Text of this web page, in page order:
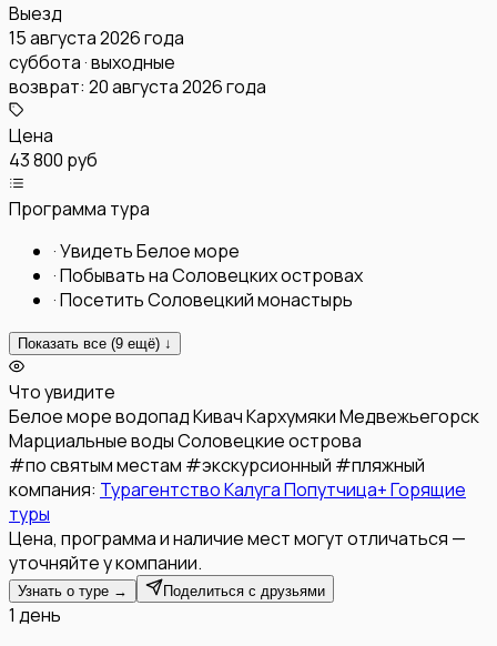
Выезд
15 августа 2026 года
суббота · выходные
возврат: 20 августа 2026 года
Цена
43 800 руб
Программа тура
·Увидеть Белое море
·Побывать на Соловецких островах
·Посетить Соловецкий монастырь
Показать все (9 ещё) ↓
Что увидите
Белое мореводопад КивачКархумякиМедвежьегорск
Марциальные водыСоловецкие острова
#по святым местам #экскурсионный #пляжный
компания: Турагентство Калуга Попутчица+ Горящие
туры
Цена, программа и наличие мест могут отличаться —
уточняйте у компании.
Узнать о туре → Поделиться с друзьями
1 день